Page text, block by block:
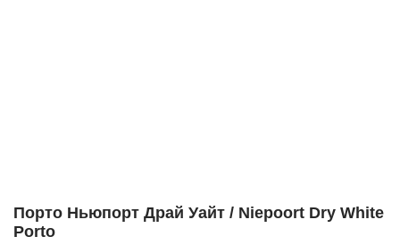
Порто Ньюпорт Драй Уайт / Niepoort Dry White
Porto